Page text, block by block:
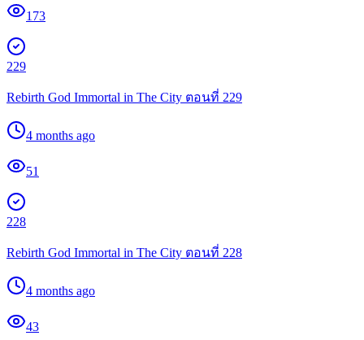
173
229
Rebirth God Immortal in The City ตอนที่ 229
4 months ago
51
228
Rebirth God Immortal in The City ตอนที่ 228
4 months ago
43